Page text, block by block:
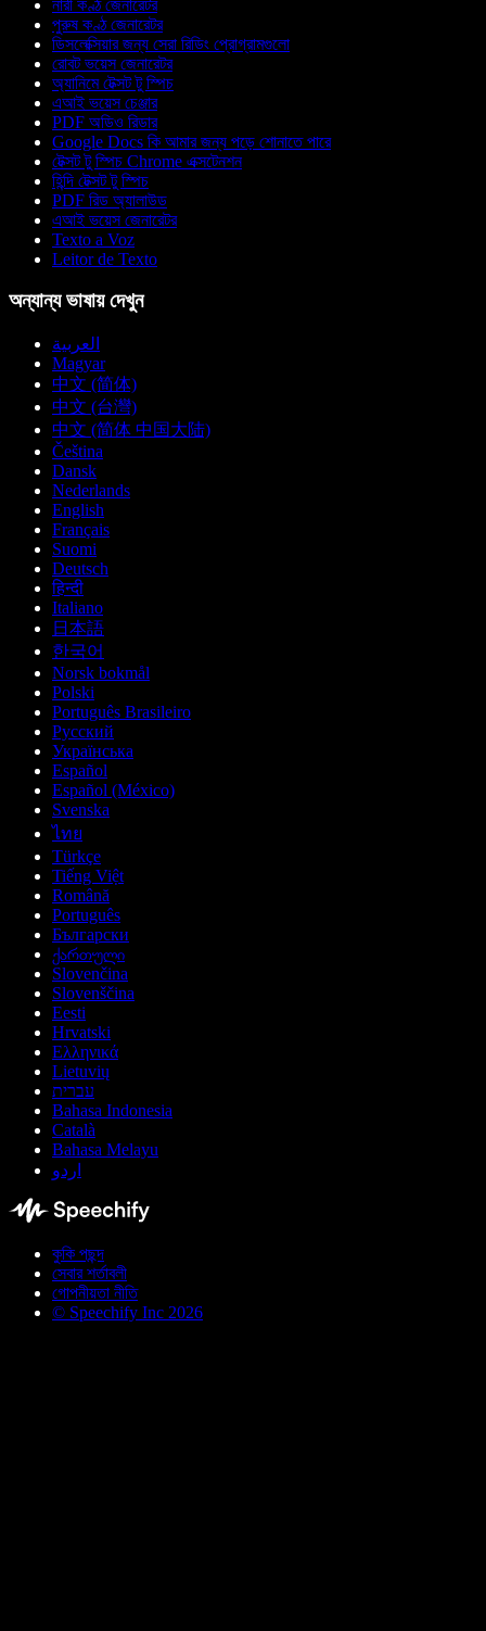
নারী কণ্ঠ জেনারেটর
পুরুষ কণ্ঠ জেনারেটর
ডিসলেক্সিয়ার জন্য সেরা রিডিং প্রোগ্রামগুলো
রোবট ভয়েস জেনারেটর
অ্যানিমে টেক্সট টু স্পিচ
এআই ভয়েস চেঞ্জার
PDF অডিও রিডার
Google Docs কি আমার জন্য পড়ে শোনাতে পারে
টেক্সট টু স্পিচ Chrome এক্সটেনশন
হিন্দি টেক্সট টু স্পিচ
PDF রিড অ্যালাউড
এআই ভয়েস জেনারেটর
Texto a Voz
Leitor de Texto
অন্যান্য ভাষায় দেখুন
العربية
Magyar
中文 (简体)
中文 (台灣)
中文 (简体 中国大陆)
Čeština
Dansk
Nederlands
English
Français
Suomi
Deutsch
हिन्दी
Italiano
日本語
한국어
Norsk bokmål
Polski
Português Brasileiro
Русский
Українська
Español
Español (México)
Svenska
ไทย
Türkçe
Tiếng Việt
Română
Português
Български
ქართული
Slovenčina
Slovenščina
Eesti
Hrvatski
Ελληνικά
Lietuvių
עברית
Bahasa Indonesia
Català
Bahasa Melayu
اردو
কুকি পছন্দ
সেবার শর্তাবলী
গোপনীয়তা নীতি
© Speechify Inc 2026